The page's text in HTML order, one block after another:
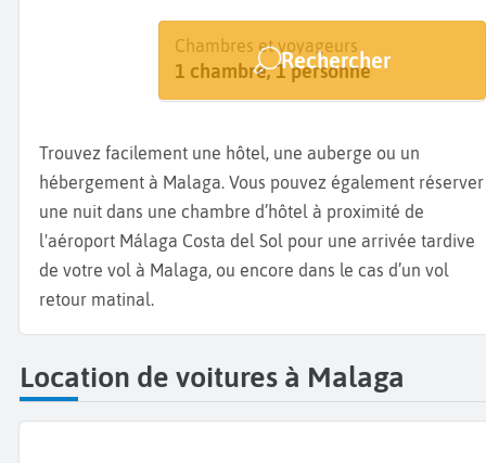
Destination
Malaga
Dates
Dates de votre séjour
Chambres et voyageurs
1 chambre, 1 personne
Rechercher
Trouvez facilement une hôtel, une auberge ou un
hébergement à Malaga. Vous pouvez également réserver
une nuit dans une chambre d’hôtel à proximité de
l'aéroport Málaga Costa del Sol pour une arrivée tardive
de votre vol à Malaga, ou encore dans le cas d’un vol
retour matinal.
Location de voitures à Malaga